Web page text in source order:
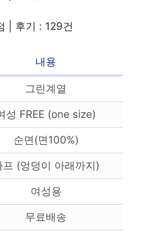
| 후기 : 129건
내용
그린계열
성 FREE (one size)
순면(면100%)
프 (엉덩이 아래까지)
여성용
무료배송